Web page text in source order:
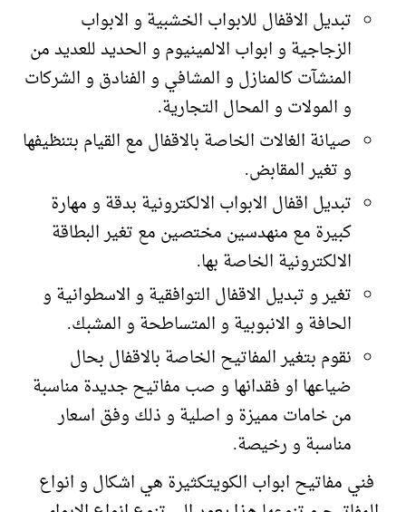
تبديل الاقفال للابواب الخشبية و الابواب
الزجاجية و ابواب الالمينيوم و الحديد للعديد من
المنشآت كالمنازل و المشافي و الفنادق و الشركات
و المولات و المحال التجارية.
صيانة الغالات الخاصة بالاقفال مع القيام بتنظيفها
و تغير المقابض.
تبديل اقفال الابواب الالكترونية بدقة و مهارة
كبيرة مع منهدسين مختصين مع تغير البطاقة
الالكترونية الخاصة بها.
تغير و تبديل الاقفال التوافقية و الاسطوانية و
الحافة و الانبوبية و المتساطحة و المشبك.
نقوم بتغير المفاتيح الخاصة بالاقفال بحال
ضياعها او فقدانها و صب مفاتيح جديدة مناسبة
من خامات مميزة و اصلية و ذلك وفق اسعار
مناسبة و رخيصة.
فني مفاتيح ابواب الكويتكثيرة هي اشكال و انواع